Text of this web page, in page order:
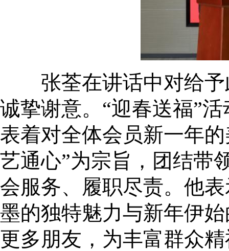
张荃在讲话中对给予
诚挚谢意。“迎春送福”
表着对全体会员新一年
艺通心”为宗旨，团结带
会服务、履职尽责。他
墨的独特魅力与新年伊
更多朋友，为丰富群众